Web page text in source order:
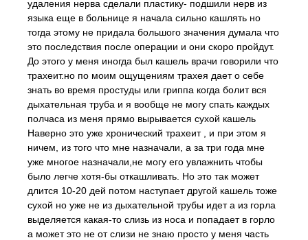
удаления нерва сделали пластику- подшили нерв из
языка еще в больнице я начала сильно кашлять но
тогда этому не придала большого значения думала что
это последствия после операции и они скоро пройдут.
До этого у меня иногда был кашель врачи говорили что
трахеит.но по моим ощущениям трахея дает о себе
знать во время простуды или гриппа когда болит вся
дыхательная труба и я вообще не могу спать каждых
полчаса из меня прямо вырывается сухой кашель
Наверно это уже хронический трахеит , и при этом я
ничем, из того что мне назначали, а за три года мне
уже многое назначали,не могу его увлажнить чтобы
было легче хотя-бы откашливать. Но это так может
длится 10-20 дей потом наступает другой кашель тоже
сухой но уже не из дыхательной трубы идет а из горла
выделяется какая-то слизь из носа и попадает в горло
а может это не от слизи не знаю просто у меня часть